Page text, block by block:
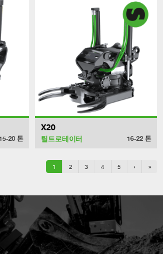
20 톤
X20
틸트로테이터 16-22 톤
1 2 3 4 5 › »